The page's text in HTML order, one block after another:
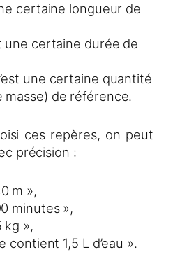
certaine longueur de
une certaine durée de
une certaine quantité
masse) de référence.
ces repères, on peut
précision :
m »,
minutes »,
kg »,
contient 1,5 L d’eau ».